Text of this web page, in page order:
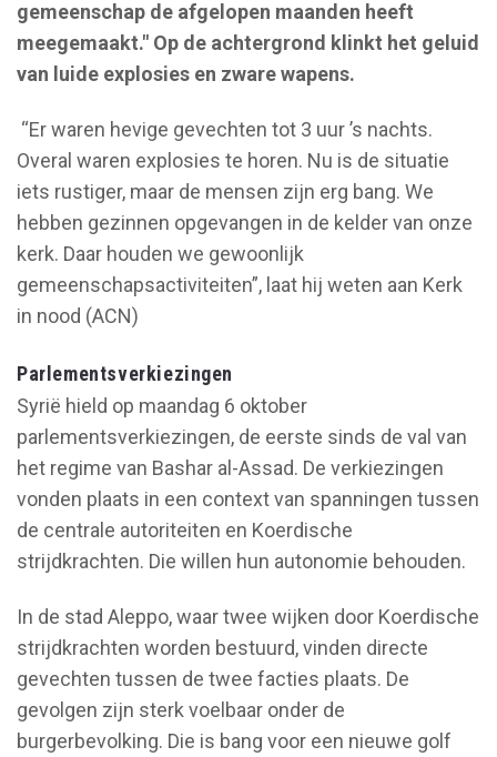
gemeenschap de afgelopen maanden heeft
meegemaakt." Op de achtergrond klinkt het geluid
van luide explosies en zware wapens.
“Er waren hevige gevechten tot 3 uur ’s nachts.
Overal waren explosies te horen. Nu is de situatie
iets rustiger, maar de mensen zijn erg bang. We
hebben gezinnen opgevangen in de kelder van onze
kerk. Daar houden we gewoonlijk
gemeenschapsactiviteiten”, laat hij weten aan Kerk
in nood (ACN)
Parlementsverkiezingen
Syrië hield op maandag 6 oktober
parlementsverkiezingen, de eerste sinds de val van
het regime van Bashar al-Assad. De verkiezingen
vonden plaats in een context van spanningen tussen
de centrale autoriteiten en Koerdische
strijdkrachten. Die willen hun autonomie behouden.
In de stad Aleppo, waar twee wijken door Koerdische
strijdkrachten worden bestuurd, vinden directe
gevechten tussen de twee facties plaats. De
gevolgen zijn sterk voelbaar onder de
burgerbevolking. Die is bang voor een nieuwe golf